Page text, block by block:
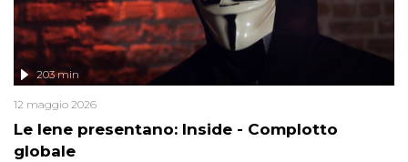
Le Iene presentano: Inside - Complotto
globale
203 min
12 maggio 2026